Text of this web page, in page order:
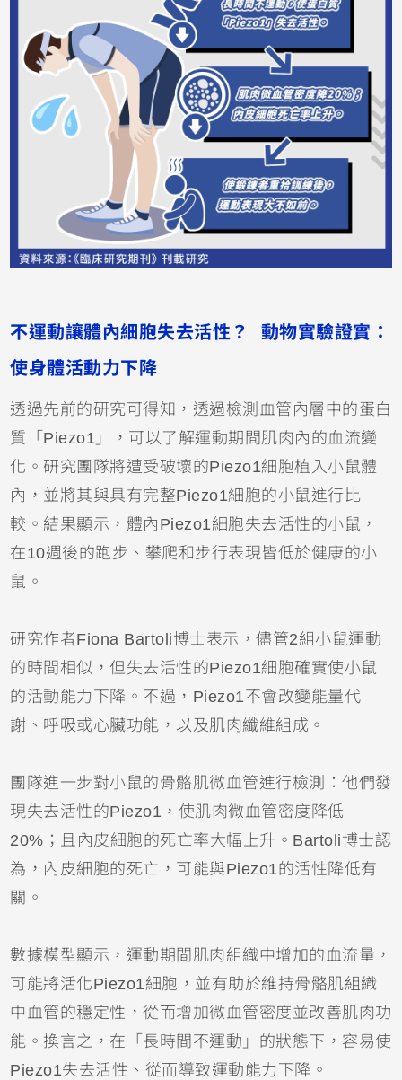
不運動讓體內細胞失去活性？ 動物實驗證實：
使身體活動力下降
透過先前的研究可得知，透過檢測血管內層中的蛋白
質「Piezo1」，可以了解運動期間肌肉內的血流變
化。研究團隊將遭受破壞的Piezo1細胞植入小鼠體
內，並將其與具有完整Piezo1細胞的小鼠進行比
較。結果顯示，體內Piezo1細胞失去活性的小鼠，
在10週後的跑步、攀爬和步行表現皆低於健康的小
鼠。
研究作者Fiona Bartoli博士表示，儘管2組小鼠運動
的時間相似，但失去活性的Piezo1細胞確實使小鼠
的活動能力下降。不過，Piezo1不會改變能量代
謝、呼吸或心臟功能，以及肌肉纖維組成。
團隊進一步對小鼠的骨骼肌微血管進行檢測：他們發
現失去活性的Piezo1，使肌肉微血管密度降低
20%；且內皮細胞的死亡率大幅上升。Bartoli博士認
為，內皮細胞的死亡，可能與Piezo1的活性降低有
關。
數據模型顯示，運動期間肌肉組織中增加的血流量，
可能將活化Piezo1細胞，並有助於維持骨骼肌組織
中血管的穩定性，從而增加微血管密度並改善肌肉功
能。換言之，在「長時間不運動」的狀態下，容易使
Piezo1失去活性、從而導致運動能力下降。